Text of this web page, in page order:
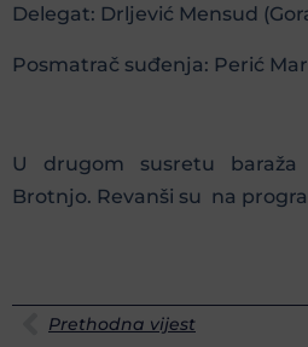
Delegat: Drljević Mensud
Posmatrač suđenja: Perić
U drugom susretu
Brotnjo. Revanši su na
Prethodna vijest